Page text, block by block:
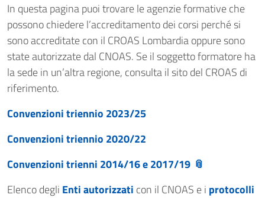
In questa pagina puoi trovare le agenzie formative che
possono chiedere l’accreditamento dei corsi perché si
sono accreditate con il CROAS Lombardia oppure sono
state autorizzate dal CNOAS. Se il soggetto formatore ha
la sede in un’altra regione, consulta il sito del CROAS di
riferimento.
Convenzioni triennio 2023/25
Convenzioni triennio 2020/22
Convenzioni trienni 2014/16 e 2017/19
Elenco degli Enti autorizzati con il CNOAS e i protocolli